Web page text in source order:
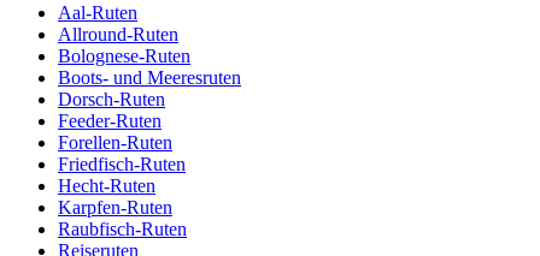
Aal-Ruten
Allround-Ruten
Bolognese-Ruten
Boots- und Meeresruten
Dorsch-Ruten
Feeder-Ruten
Forellen-Ruten
Friedfisch-Ruten
Hecht-Ruten
Karpfen-Ruten
Raubfisch-Ruten
Reiseruten